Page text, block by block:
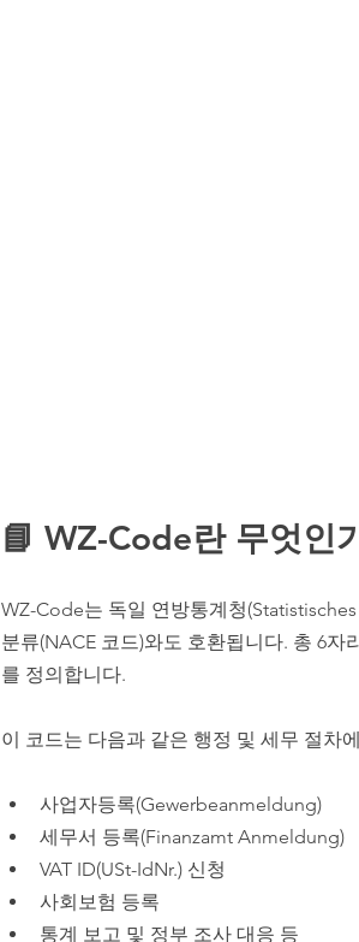
📘 WZ-Code란 무엇인
WZ-Code는 독일 연방통계청
분류(NACE 코드)와도 호환됩니다. 총 6
를 정의합니다.
이 코드는 다음과 같은 행정 및 세무 절차
사업자등록(Gewerbeanmeldung)
세무서 등록(Finanzamt Anmeldung)
VAT ID(USt-IdNr.) 신청
사회보험 등록
통계 보고 및 정부 조사 대응 등